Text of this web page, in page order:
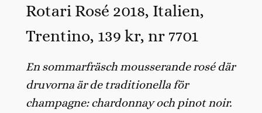
Rotari Rosé 2018, Italien,
Trentino, 139 kr, nr 7701
En sommarfräsch mousserande rosé där
druvorna är de traditionella för
champagne: chardonnay och pinot noir.